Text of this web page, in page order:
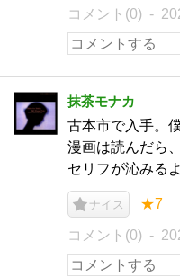
コメント(0)
抹茶モナカ
古本市で入手。
漫画は読んだら
セリフが沁みる
ナイス ★7
コメント(0)